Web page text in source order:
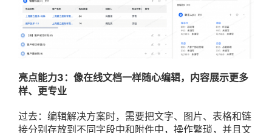
亮点能力3：像在线文档一样随心编辑，内容展示更多
样、更专业
过去：编辑解决方案时，需要把文字、图片、表格和链
接分别存放到不同字段中和附件中，操作繁琐，并且文